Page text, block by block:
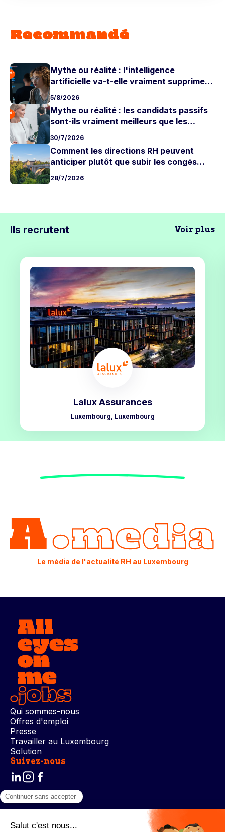
Recommandé
Mythe ou réalité : l'intelligence
artificielle va-t-elle vraiment supprimer
les postes juniors ?
5/8/2026
Mythe ou réalité : les candidats passifs
sont-ils vraiment meilleurs que les
candidats actifs ?
30/7/2026
Comment les directions RH peuvent
anticiper plutôt que subir les congés
d'été
28/7/2026
Ils recrutent Voir plus
Lalux Assurances
Luxembourg, Luxembourg
Le média de l'actualité RH au Luxembourg
Qui sommes-nous
Offres d'emploi
Presse
Travailler au Luxembourg
Solution
Suivez-nous